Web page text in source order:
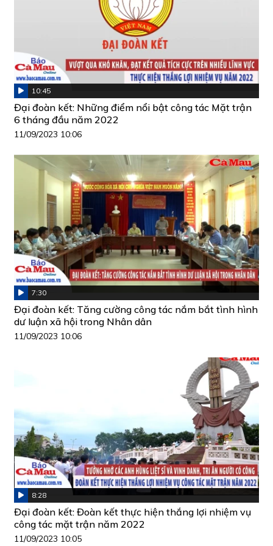
10:45
Đại đoàn kết: Những điểm nổi bật công tác Mặt trận
6 tháng đầu năm 2022
11/09/2023 10:06
7:30
Đại đoàn kết: Tăng cường công tác nắm bắt tình hình
dư luận xã hội trong Nhân dân
11/09/2023 10:06
8:28
Đại đoàn kết: Đoàn kết thực hiện thắng lợi nhiệm vụ
công tác mặt trận năm 2022
11/09/2023 10:05